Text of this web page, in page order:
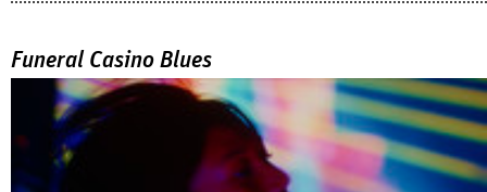
Funeral Casino Blues